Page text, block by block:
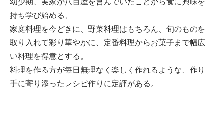
持ち学び始める。
家庭料理を今どきに、野菜料理はもちろん、旬のものを
取り入れて彩り華やかに、定番料理からお菓子まで幅広
い料理を得意とする。
料理を作る方が毎日無理なく楽しく作れるような、作り
手に寄り添ったレシピ作りに定評がある。